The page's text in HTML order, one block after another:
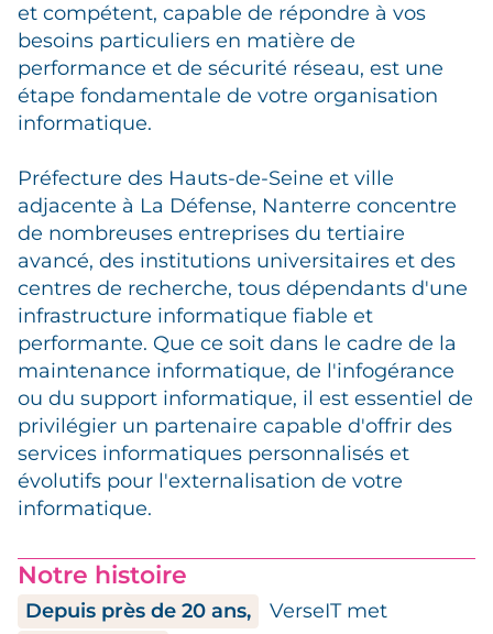
et compétent, capable de répondre à vos
besoins particuliers en matière de
performance et de sécurité réseau, est une
étape fondamentale de votre organisation
informatique.
Préfecture des Hauts-de-Seine et ville
adjacente à La Défense, Nanterre concentre
de nombreuses entreprises du tertiaire
avancé, des institutions universitaires et des
centres de recherche, tous dépendants d'une
infrastructure informatique fiable et
performante. Que ce soit dans le cadre de la
maintenance informatique, de l'infogérance
ou du support informatique, il est essentiel de
privilégier un partenaire capable d'offrir des
services informatiques personnalisés et
évolutifs pour l'externalisation de votre
informatique.
Notre histoire
Depuis près de 20 ans,
VerseIT met